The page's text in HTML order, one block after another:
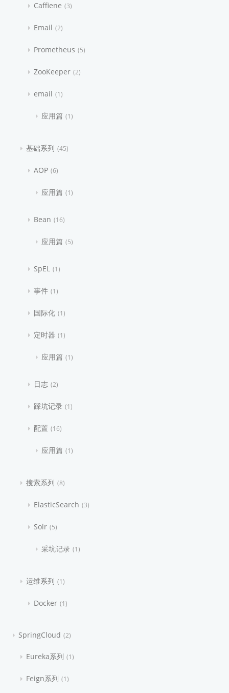
Caffiene 3
Email 2
Prometheus 5
ZooKeeper 2
email 1
应用篇 1
基础系列 45
AOP 6
应用篇 1
Bean 16
应用篇 5
SpEL 1
事件 1
国际化 1
定时器 1
应用篇 1
日志 2
踩坑记录 1
配置 16
应用篇 1
搜索系列 8
ElasticSearch 3
Solr 5
采坑记录 1
运维系列 1
Docker 1
SpringCloud 2
Eureka系列 1
Feign系列 1